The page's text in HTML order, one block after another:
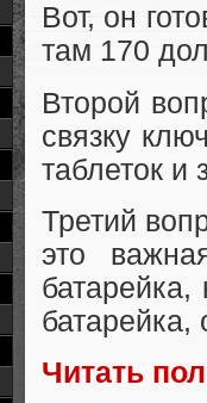
Вот, он
там 170
Второй
связку
таблеток и
Третий
это
батарейка,
Читать